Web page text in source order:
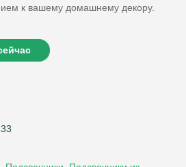
к вашему домашнему декору.